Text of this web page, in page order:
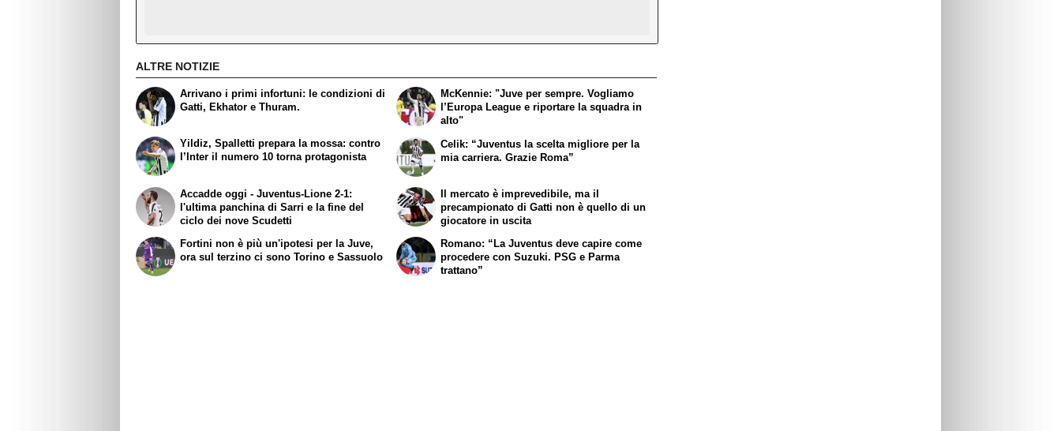
ALTRE NOTIZIE
Arrivano i primi infortuni: le condizioni di
Gatti, Ekhator e Thuram.
Yildiz, Spalletti prepara la mossa: contro
l’Inter il numero 10 torna protagonista
McKennie: "Juve per sempre. Vogliamo
l’Europa League e riportare la squadra in
alto"
Celik: “Juventus la scelta migliore per la
mia carriera. Grazie Roma”
Accadde oggi - Juventus-Lione 2-1:
l'ultima panchina di Sarri e la fine del
ciclo dei nove Scudetti
Fortini non è più un'ipotesi per la Juve,
ora sul terzino ci sono Torino e Sassuolo
Il mercato è imprevedibile, ma il
precampionato di Gatti non è quello di un
giocatore in uscita
Romano: “La Juventus deve capire come
procedere con Suzuki. PSG e Parma
trattano”